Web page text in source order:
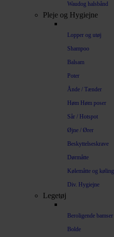
Waudog halsbånd
Pleje og Hygiejne
Lopper og utøj
Shampoo
Balsam
Poter
Ånde / Tænder
Høm Høm poser
Sår / Hotspot
Øjne / Ører
Beskyttelseskrave
Dørmåtte
Kølemåtte og køling
Div. Hygiejne
Legetøj
Beroligende bamser
Bolde